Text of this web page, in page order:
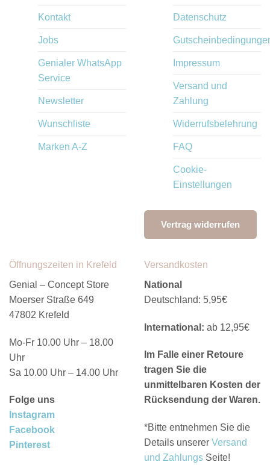
Kontakt
Jobs
Genialer WhatsApp
Service
Newsletter
Wunschliste
Marken A-Z
Datenschutz
Impressum
Versand und
Zahlung
Widerrufsbelehrung
FAQ
Cookie-
Einstellungen
Vertrag widerrufen
Öffnungszeiten in Krefeld
Genial – Concept Store
Moerser Straße 649
47802 Krefeld
Mo-Fr 10.00 Uhr – 18.00
Uhr
Sa 10.00 Uhr – 14.00 Uhr
Folge uns
Instagram
Facebook
Pinterest
Versandkosten
National
Deutschland: 5,95€
International: ab 12,95€
Im Falle einer Retoure
tragen Sie die
unmittelbaren Kosten der
Rücksendung der Waren.
*Bitte entnehmen Sie die
Details unserer Versand
und Zahlungs Seite!